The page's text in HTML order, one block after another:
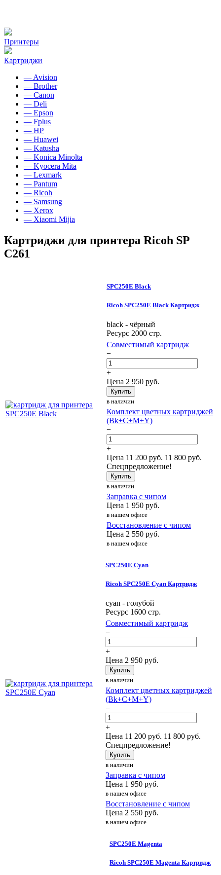
Принтеры
Картриджи
— Avision
— Brother
— Canon
— Deli
— Epson
— Fplus
— HP
— Huawei
— Katusha
— Konica Minolta
— Kyocera Mita
— Lexmark
— Pantum
— Ricoh
— Samsung
— Xerox
— Xiaomi Mijia
Картриджи для принтера Ricoh SP
C261
SPC250E Black
Ricoh SPC250E Black Картридж
black - чёрный
Ресурс 2000 стр.
Совместимый картридж
−
+
Цена 2 950 руб.
Купить
в наличии
Комплект цветных картриджей
(Bk+C+M+Y)
−
+
Цена 11 200 руб. 11 800 руб.
Спецпредложение!
Купить
в наличии
Заправка с чипом
Цена 1 950 руб.
в нашем офисе
Восстановление с чипом
Цена 2 550 руб.
в нашем офисе
SPC250E Cyan
Ricoh SPC250E Cyan Картридж
cyan - голубой
Ресурс 1600 стр.
Совместимый картридж
−
+
Цена 2 950 руб.
Купить
в наличии
Комплект цветных картриджей
(Bk+C+M+Y)
−
+
Цена 11 200 руб. 11 800 руб.
Спецпредложение!
Купить
в наличии
Заправка с чипом
Цена 1 950 руб.
в нашем офисе
Восстановление с чипом
Цена 2 550 руб.
в нашем офисе
SPC250E Magenta
Ricoh SPC250E Magenta Картридж